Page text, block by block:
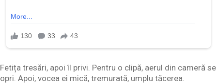
Fetița tresări, apoi îl privi. Pentru o clipă, aerul din cameră se
opri. Apoi, vocea ei mică, tremurată, umplu tăcerea.